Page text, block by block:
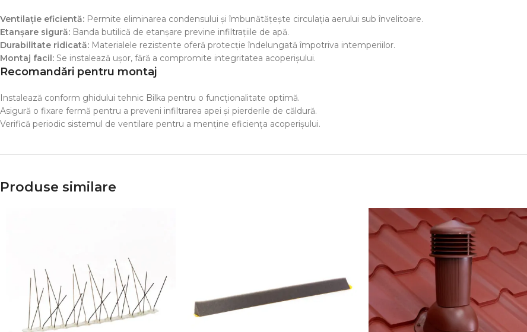
Ventilație eficientă: Permite eliminarea condensului și îmbunătățește circulația aerului sub învelitoare.
Etanșare sigură: Banda butilică de etanșare previne infiltrațiile de apă.
Durabilitate ridicată: Materialele rezistente oferă protecție îndelungată împotriva intemperiilor.
Montaj facil: Se instalează ușor, fără a compromite integritatea acoperișului.
Recomandări pentru montaj
Instalează conform ghidului tehnic Bilka pentru o funcționalitate optimă.
Asigură o fixare fermă pentru a preveni infiltrarea apei și pierderile de căldură.
Verifică periodic sistemul de ventilare pentru a menține eficiența acoperișului.
Produse similare